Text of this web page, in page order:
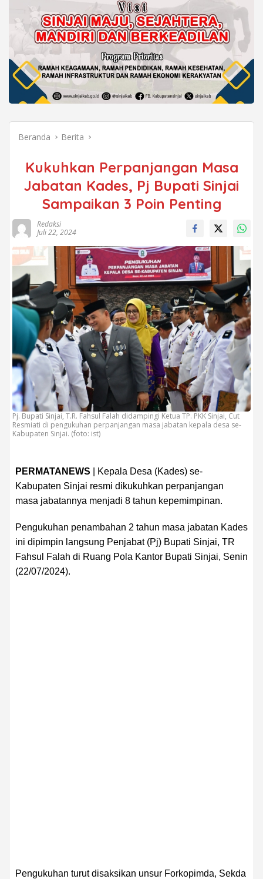
Beranda Berita
Kukuhkan Perpanjangan Masa
Jabatan Kades, Pj Bupati Sinjai
Sampaikan 3 Poin Penting
Redaksi
Juli 22, 2024
Pj. Bupati Sinjai, T.R. Fahsul Falah didampingi Ketua TP. PKK Sinjai, Cut
Resmiati di pengukuhan perpanjangan masa jabatan kepala desa se-
Kabupaten Sinjai. (foto: ist)
PERMATANEWS | Kepala Desa (Kades) se-
Kabupaten Sinjai resmi dikukuhkan perpanjangan
masa jabatannya menjadi 8 tahun kepemimpinan.
Pengukuhan penambahan 2 tahun masa jabatan Kades
ini dipimpin langsung Penjabat (Pj) Bupati Sinjai, TR
Fahsul Falah di Ruang Pola Kantor Bupati Sinjai, Senin
(22/07/2024).
Pengukuhan turut disaksikan unsur Forkopimda, Sekda